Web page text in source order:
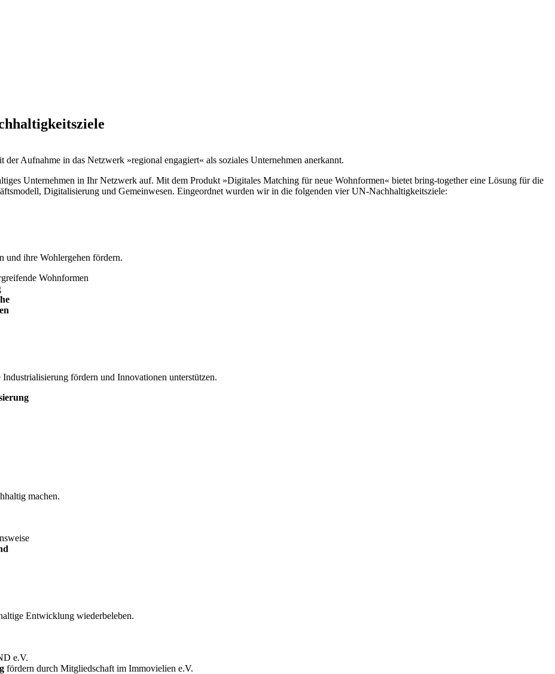
Aufnahme in das Netzwerk »regional engagiert« als soziales Unternehmen anerkannt.
Unternehmen in Ihr Netzwerk auf. Mit dem Produkt »Digitales Matching für neue Wohnformen« bietet bring-together eine Lösung für die
Digitalisierung und Gemeinwesen. Eingeordnet wurden wir in die folgenden vier UN-Nachhaltigkeitsziele:
und ihre Wohlergehen fördern.
Wohnformen
fördern und Innovationen unterstützen.
machen.
Entwicklung wiederbeleben.
e.V.
fördern durch Mitgliedschaft im Immovielien e.V.